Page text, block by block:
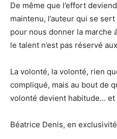
De même que l’effort
maintenu, l’auteur qui se
pour nous donner la marche
le talent n’est pas réservé
La volonté, la volonté, rien
compliqué, mais au bout de
volonté devient habitude… et
Béatrice Denis, en